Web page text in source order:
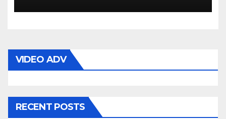
VIDEO ADV
RECENT POSTS